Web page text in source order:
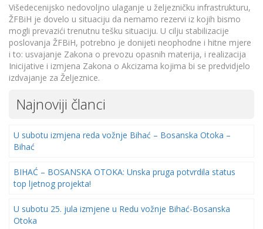
Višedecenijsko nedovoljno ulaganje u željezničku infrastrukturu,
ŽFBiH je dovelo u situaciju da nemamo rezervi iz kojih bismo
mogli prevazići trenutnu tešku situaciju. U cilju stabilizacije
poslovanja ŽFBiH, potrebno je donijeti neophodne i hitne mjere
i to: usvajanje Zakona o prevozu opasnih materija, i realizacija
Inicijative i izmjena Zakona o Akcizama kojima bi se predvidjelo
izdvajanje za Željeznice.
Najnoviji članci
U subotu izmjena reda vožnje Bihać – Bosanska Otoka –
Bihać
BIHAĆ – BOSANSKA OTOKA: Unska pruga potvrdila status
top ljetnog projekta!
U subotu 25. jula izmjene u Redu vožnje Bihać-Bosanska
Otoka